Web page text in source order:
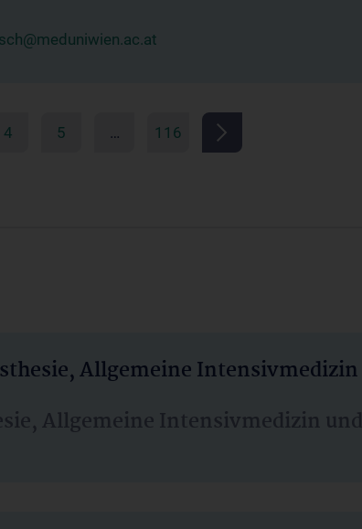
4 5 … 116
Allgemeine Intensivmedizin
Allgemeine Intensivmedizin und